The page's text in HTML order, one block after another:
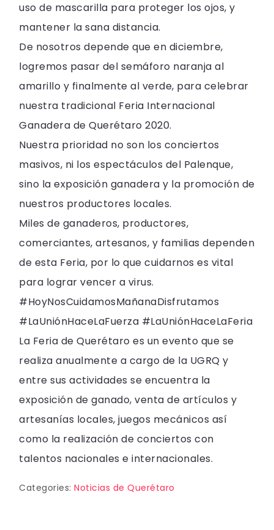
uso de mascarilla para proteger los ojos, y
mantener la sana distancia.
De nosotros depende que en diciembre,
logremos pasar del semáforo naranja al
amarillo y finalmente al verde, para celebrar
nuestra tradicional Feria Internacional
Ganadera de Querétaro 2020.
Nuestra prioridad no son los conciertos
masivos, ni los espectáculos del Palenque,
sino la exposición ganadera y la promoción de
nuestros productores locales.
Miles de ganaderos, productores,
comerciantes, artesanos, y familias dependen
de esta Feria, por lo que cuidarnos es vital
para lograr vencer a virus.
#HoyNosCuidamosMañanaDisfrutamos
#LaUniónHaceLaFuerza #LaUniónHaceLaFeria
La Feria de Querétaro es un evento que se
realiza anualmente a cargo de la UGRQ y
entre sus actividades se encuentra la
exposición de ganado, venta de artículos y
artesanías locales, juegos mecánicos así
como la realización de conciertos con
talentos nacionales e internacionales.
Categories: Noticias de Querétaro